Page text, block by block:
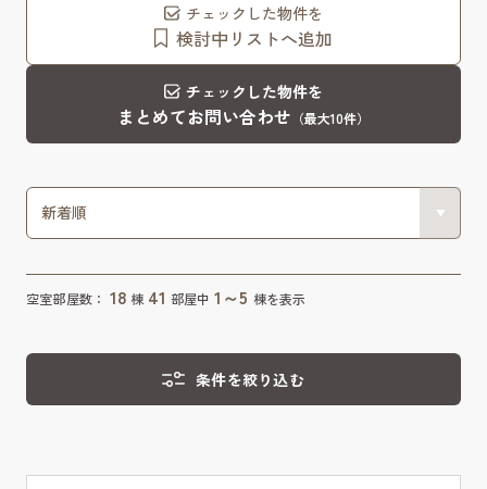
チェックした物件を
検討中リストへ追加
チェックした物件を
まとめてお問い合わせ （最大10件）
空室部屋数： 18 棟 41 部屋中 1～5 棟を表示
条件を絞り込む